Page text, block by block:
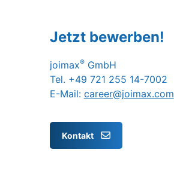
Jetzt bewerben!
joimax®GmbH
Tel. +49 721 255 14-7002
E-Mail: career@joimax.com
Kontakt